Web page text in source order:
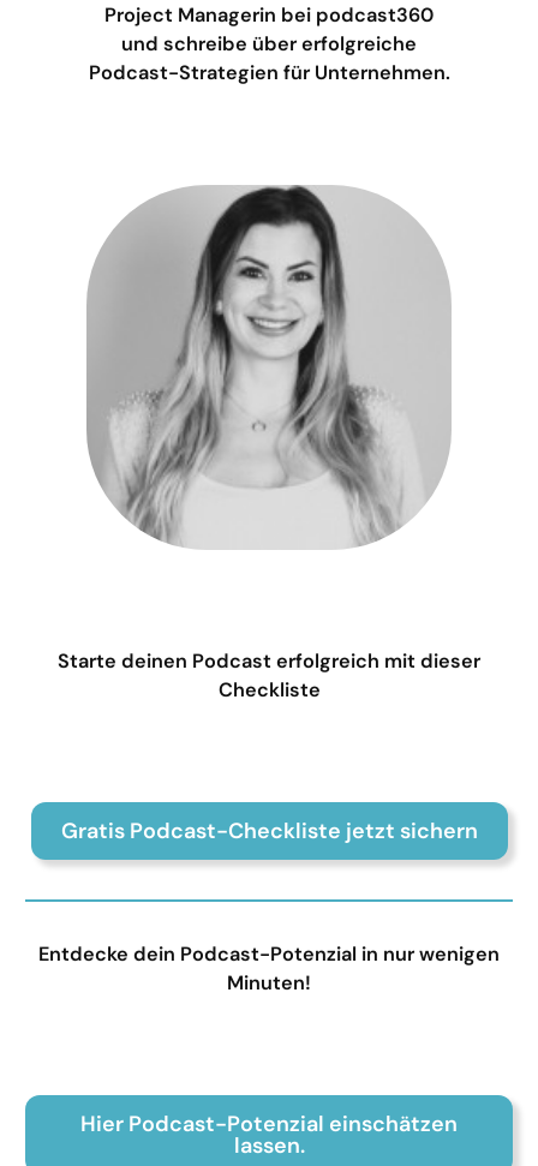
Project Managerin bei podcast360
und schreibe über erfolgreiche
Podcast-Strategien für Unternehmen.
Starte deinen Podcast erfolgreich mit dieser
Checkliste
Gratis Podcast-Checkliste jetzt sichern
Entdecke dein Podcast-Potenzial in nur wenigen
Minuten!
Hier Podcast-Potenzial einschätzen
lassen.